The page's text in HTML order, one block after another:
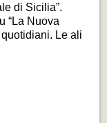
di Sicilia”.
“La Nuova
Le ali